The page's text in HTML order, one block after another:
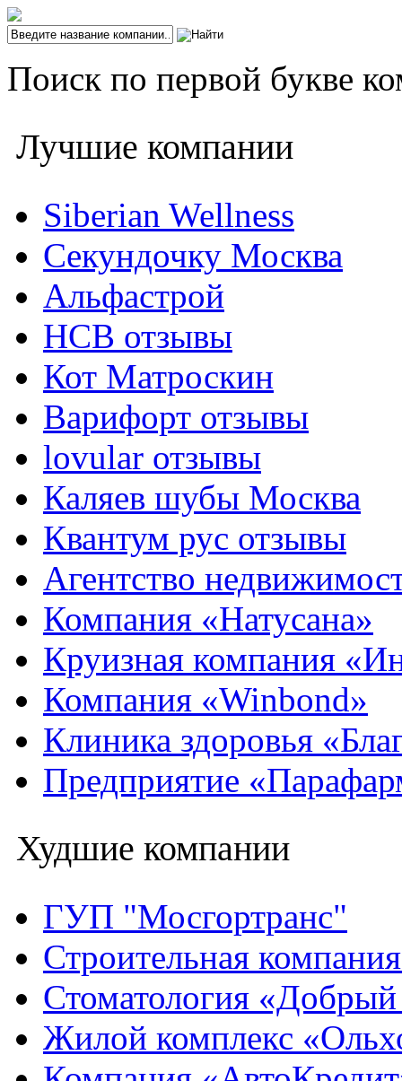
Поиск по первой букве
Лучшие компании
Siberian Wellness
Секундочку Москва
Альфастрой
НСВ отзывы
Кот Матроскин
Варифорт отзывы
lovular отзывы
Каляев шубы Москва
Квантум рус отзывы
Агентство
Компания «Натусана»
Круизная компания
Компания «Winbond»
Клиника здоровья
Предприятие
Худшие компании
ГУП "Мосгортранс"
Строительная
Стоматология
Жилой комплекс